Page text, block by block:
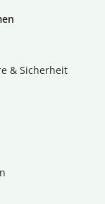
& Sicherheit